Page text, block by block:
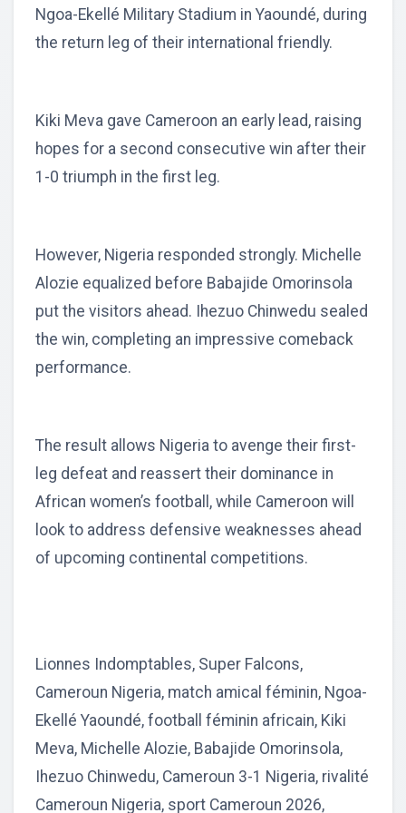
Ngoa-Ekellé Military Stadium in Yaoundé, during
the return leg of their international friendly.
Kiki Meva gave Cameroon an early lead, raising
hopes for a second consecutive win after their
1-0 triumph in the first leg.
However, Nigeria responded strongly. Michelle
Alozie equalized before Babajide Omorinsola
put the visitors ahead. Ihezuo Chinwedu sealed
the win, completing an impressive comeback
performance.
The result allows Nigeria to avenge their first-
leg defeat and reassert their dominance in
African women’s football, while Cameroon will
look to address defensive weaknesses ahead
of upcoming continental competitions.
Lionnes Indomptables, Super Falcons,
Cameroun Nigeria, match amical féminin, Ngoa-
Ekellé Yaoundé, football féminin africain, Kiki
Meva, Michelle Alozie, Babajide Omorinsola,
Ihezuo Chinwedu, Cameroun 3-1 Nigeria, rivalité
Cameroun Nigeria, sport Cameroun 2026,